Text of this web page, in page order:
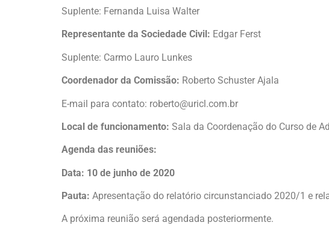
Suplente: Fernanda Luisa Walter
Representante da Sociedade Civil: Edgar Ferst
Suplente: Carmo Lauro Lunkes
Coordenador da Comissão: Roberto Schuster Ajala
E-mail para contato: roberto@uricl.com.br
Local de funcionamento: Sala da Coordenação do Curso de
Agenda das reuniões:
Data: 10 de junho de 2020
Pauta: Apresentação do relatório circunstanciado 2020/1 e
A próxima reunião será agendada posteriormente.